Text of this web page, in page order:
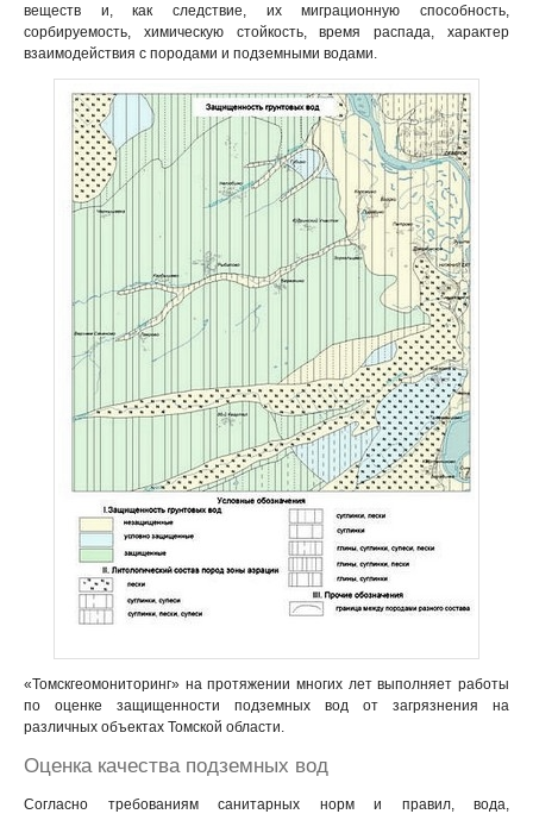
веществ и, как следствие, их миграционную способность,
сорбируемость, химическую стойкость, время распада, характер
взаимодействия с породами и подземными водами.
«Томскгеомониторинг» на протяжении многих лет выполняет работы
по оценке защищенности подземных вод от загрязнения на
различных объектах Томской области.
Оценка качества подземных вод
Согласно требованиям санитарных норм и правил, вода,